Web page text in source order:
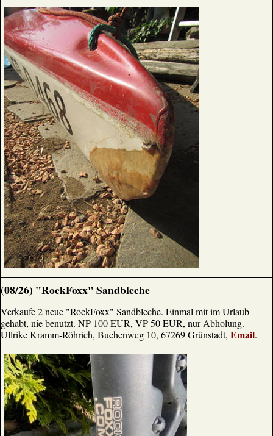
(08/26) "RockFoxx" Sandbleche
Verkaufe 2 neue "RockFoxx" Sandbleche. Einmal mit im Urlaub
gehabt, nie benutzt. NP 100 EUR, VP 50 EUR, nur Abholung.
Ullrike Kramm-Röhrich, Buchenweg 10, 67269 Grünstadt, Email.